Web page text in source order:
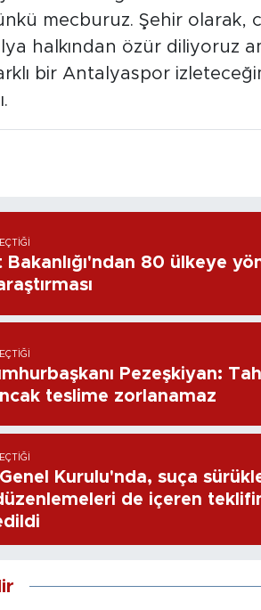
mecburuz. Şehir olarak,
halkından özür diliyoruz
bir Antalyaspor
Bakanlığı'ndan 80 ülkeye
Pezeşkiyan:
teslime zorlanamaz
Kurulu'nda, suça
de içeren